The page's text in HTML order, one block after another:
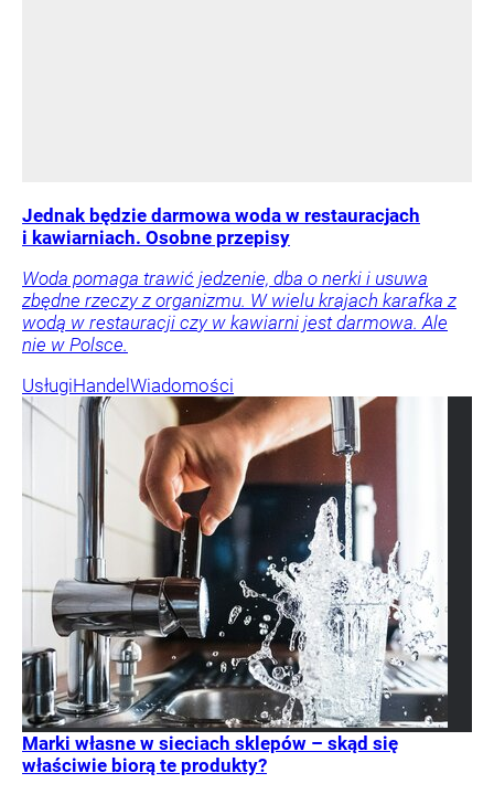
Jednak będzie darmowa woda w restauracjach
i kawiarniach. Osobne przepisy
Woda pomaga trawić jedzenie, dba o nerki i usuwa
zbędne rzeczy z organizmu. W wielu krajach karafka z
wodą w restauracji czy w kawiarni jest darmowa. Ale
nie w Polsce.
UsługiHandel Wiadomości
Marki własne w sieciach sklepów – skąd się
właściwie biorą te produkty?